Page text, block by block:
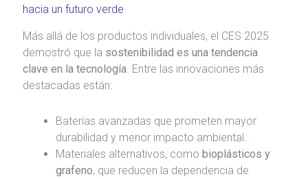
hacia un futuro verde
Más allá de los productos individuales, el CES 2025
demostró que la sostenibilidad es una tendencia
clave en la tecnología . Entre las innovaciones más
destacadas están:
Baterías avanzadas que prometen mayor
durabilidad y menor impacto ambiental.
Materiales alternativos, como bioplásticos y
grafeno, que reducen la dependencia de